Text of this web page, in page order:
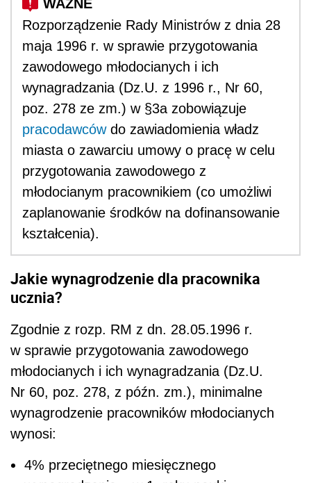
Rozporządzenie Rady Ministrów z dnia 28
maja 1996 r. w sprawie przygotowania
zawodowego młodocianych i ich
wynagradzania (Dz.U. z 1996 r., Nr 60,
poz. 278 ze zm.) w §3a zobowiązuje
pracodawcówdo zawiadomienia władz
miasta o zawarciu umowy o pracę w celu
przygotowania zawodowego z
młodocianym pracownikiem (co umożliwi
zaplanowanie środków na dofinansowanie
kształcenia).
Jakie wynagrodzenie dla pracownika
ucznia?
Zgodnie z rozp. RM z dn. 28.05.1996 r.
w sprawie przygotowania zawodowego
młodocianych i ich wynagradzania (Dz.U.
Nr 60, poz. 278, z późn. zm.), minimalne
wynagrodzenie pracowników młodocianych
wynosi:
4% przeciętnego miesięcznego